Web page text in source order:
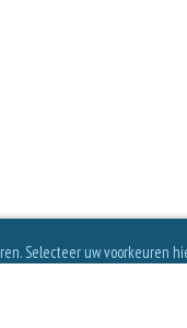
Selecteer uw voorkeuren